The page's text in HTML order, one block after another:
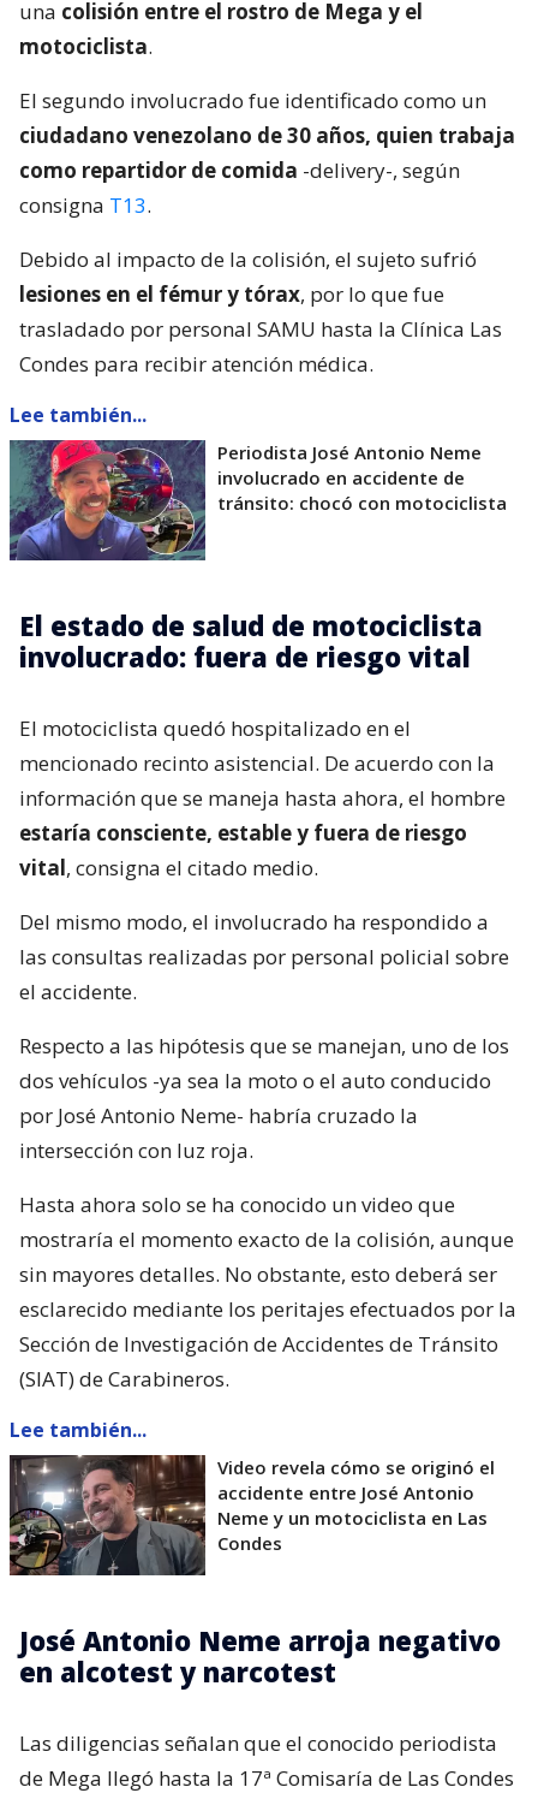
una colisión entre el rostro de Mega y el
motociclista.
El segundo involucrado fue identificado como un
ciudadano venezolano de 30 años, quien trabaja
como repartidor de comida -delivery-, según
consigna T13.
Debido al impacto de la colisión, el sujeto sufrió
lesiones en el fémur y tórax, por lo que fue
trasladado por personal SAMU hasta la Clínica Las
Condes para recibir atención médica.
Lee también...
Periodista José Antonio Neme
involucrado en accidente de
tránsito: chocó con motociclista
El estado de salud de motociclista
involucrado: fuera de riesgo vital
El motociclista quedó hospitalizado en el
mencionado recinto asistencial. De acuerdo con la
información que se maneja hasta ahora, el hombre
estaría consciente, estable y fuera de riesgo
vital, consigna el citado medio.
Del mismo modo, el involucrado ha respondido a
las consultas realizadas por personal policial sobre
el accidente.
Respecto a las hipótesis que se manejan, uno de los
dos vehículos -ya sea la moto o el auto conducido
por José Antonio Neme- habría cruzado la
intersección con luz roja.
Hasta ahora solo se ha conocido un video que
mostraría el momento exacto de la colisión, aunque
sin mayores detalles. No obstante, esto deberá ser
esclarecido mediante los peritajes efectuados por la
Sección de Investigación de Accidentes de Tránsito
(SIAT) de Carabineros.
Lee también...
Video revela cómo se originó el
accidente entre José Antonio
Neme y un motociclista en Las
Condes
José Antonio Neme arroja negativo
en alcotest y narcotest
Las diligencias señalan que el conocido periodista
de Mega llegó hasta la 17ª Comisaría de Las Condes